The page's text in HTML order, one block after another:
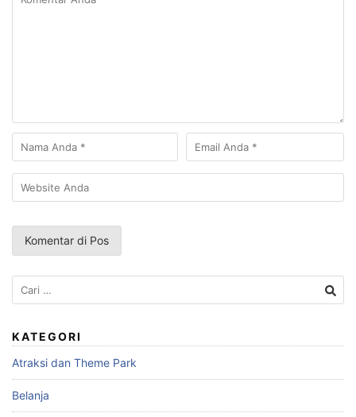
Cari
untuk:
KATEGORI
Atraksi dan Theme Park
Belanja